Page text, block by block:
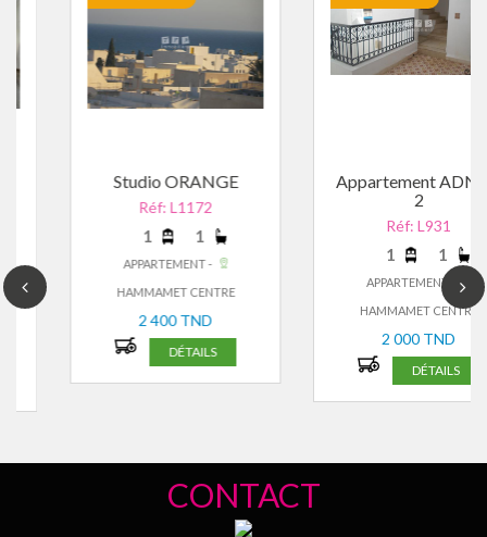
Studio ORANGE
Réf: L1172
1
APPARTEMENT -
HAMMAMET CENTRE
2 400 TND
DÉTAILS
Appartement ADNEN
Réf: L931
1
APPARTEMENT -
HAMMAMET CENTRE
2 000 TND
DÉTAILS
CONTACT